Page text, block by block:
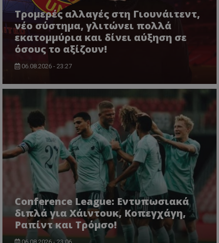
Τρομερές αλλαγές στη Γιουνάιτεντ,
νέο σύστημα, γλιτώνει πολλά
εκατομμύρια και δίνει αύξηση σε
όσους το αξίζουν!
06.08.2026 - 23:27
Conference League: Εντυπωσιακά
διπλά για Χάιντουκ, Κοπεγχάγη,
Ραπίντ και Τρόμσο!